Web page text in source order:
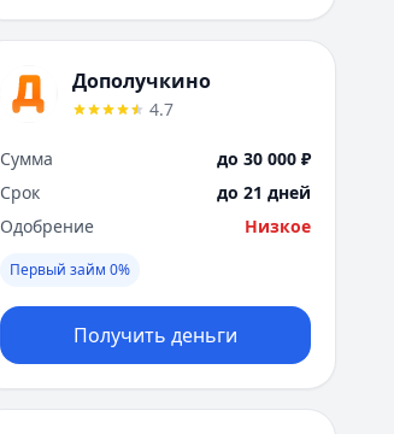
Самара
Санкт-Петербург
Саратов
Севастополь
Сургут
Тула
Тюмень
У
Ульяновск
Дополучкино
4.7
Сумма
до 30 000 ₽
Срок
до 21 дней
Одобрение
Низкое
Первый займ 0%
Получить деньги